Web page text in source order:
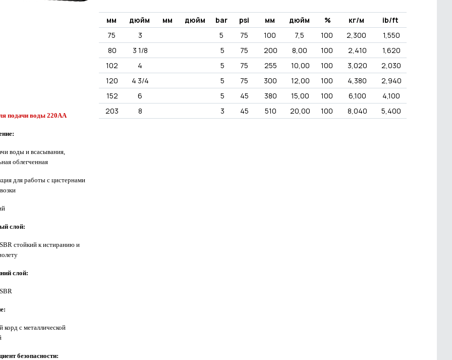
подачи воды 220АA
воды и всасывания,
облегченная
для работы с цистернами
слой:
стойкий к истиранию и
слой:
корд с металлической
безопасности:
мм дюйм мм дюйм bar psi мм дюйм % кг/м
ib/ft
75
3 5 75 100 7,5 100 2,300
1,550
80
3 1/8 5 75 200 8,00 100 2,410
1,620
102
4 5 75 255 10,00 100 3,020
2,030
120
4 3/4 5 75 300 12,00 100 4,380
2,940
152
6 5 45 380 15,00 100 6,100
4,100
203
8 3 45 510 20,00 100 8,040 5,400